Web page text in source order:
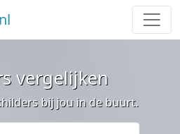
vergelijken
bij jou in de buurt.